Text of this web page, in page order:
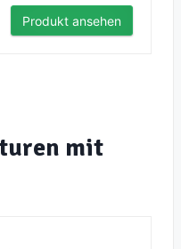
Produkt ansehen
mit